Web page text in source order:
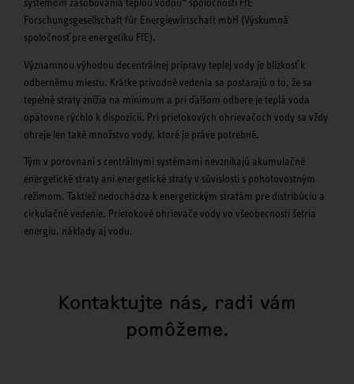
Forschungsgesellschaft für Energiewirtschaft mbH (Výskumná
spoločnosť pre energetiku FfE).
Významnou výhodou decentrálnej prípravy teplej vody je blízkosť k
odbernému miestu. Krátke prívodné vedenia sa postarajú o to, že sa
tepelné straty znížia na minimum a pri ďalšom odbere je teplá voda
opätovne rýchlo k dispozícii. Pri prietokových ohrievačoch vody sa vždy
ohreje len také množstvo vody, ktoré je práve potrebné.
Tým v porovnaní s centrálnymi systémami nevznikajú akumulačné
energetické straty ani energetické straty v súvislosti s pohotovostným
režimom. Taktiež nedochádza k energetickým stratám pre distribúciu a
cirkulačné vedenie. Prietokové ohrievače vody vo všeobecnosti šetria
energiu, náklady aj vodu.
Kontaktujte nás, radi vám
pomôžeme.